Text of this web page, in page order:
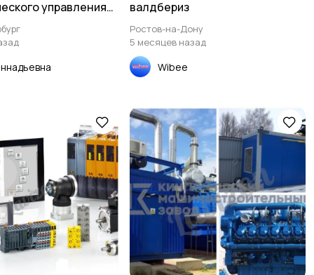
управления
процессами
валдбериз
Ростов-на-Дону
5 месяцев назад
Wibee